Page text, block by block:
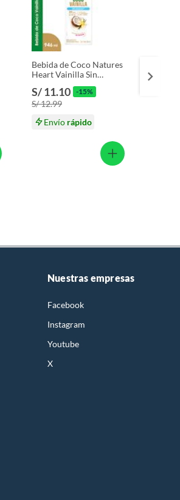
Bebida de Coco Natures
Heart Vainilla Sin
Azúcar Caja 946 mL
S/ 11.10 -15%
S/ 12.99
Envío rápido
Nuestras empresas
Facebook
Instagram
Youtube
X